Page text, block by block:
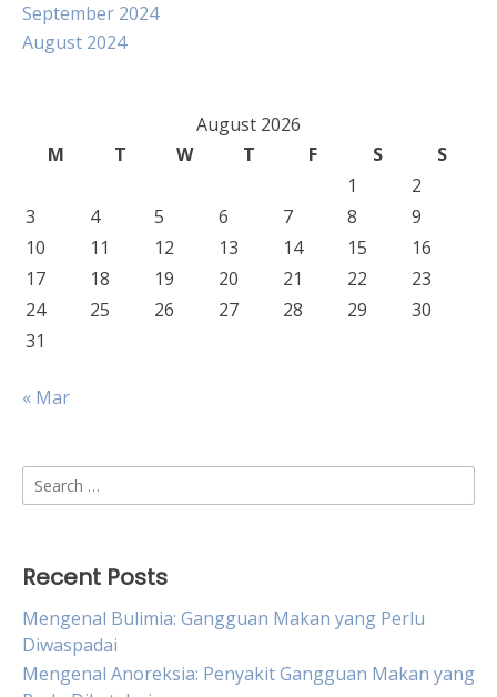
September 2024
August 2024
August 2026
M
T W T F S
S
1
2
3
4 5 6 7 8
9
10
11 12 13 14 15
16
17
18 19 20 21 22
23
24
25 26 27 28 29
30
31
« Mar
Search
for:
Recent Posts
Mengenal Bulimia: Gangguan Makan yang Perlu
Diwaspadai
Mengenal Anoreksia: Penyakit Gangguan Makan yang